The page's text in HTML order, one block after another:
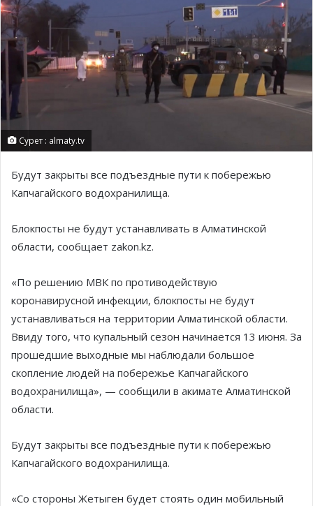
Сурет : almaty.tv
Будут закрыты все подъездные пути к побережью
Капчагайского водохранилища.
Блокпосты не будут устанавливать в Алматинской
области, сообщает zakon.kz.
«По решению МВК по противодействую
коронавирусной инфекции, блокпосты не будут
устанавливаться на территории Алматинской области.
Ввиду того, что купальный сезон начинается 13 июня. За
прошедшие выходные мы наблюдали большое
скопление людей на побережье Капчагайского
водохранилища», — сообщили в акимате Алматинской
области.
Будут закрыты все подъездные пути к побережью
Капчагайского водохранилища.
«Со стороны Жетыген будет стоять один мобильный